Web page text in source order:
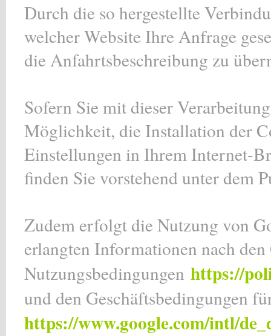
Durch die so hergestellte
welcher Website Ihre Anfrage
die Anfahrtsbeschreibung zu
Sofern Sie mit dieser
Möglichkeit, die Installation der
Einstellungen in Ihrem Internet-
finden Sie vorstehend unter dem
Zudem erfolgt die Nutzung von
erlangten Informationen nach
Nutzungsbedingungen https://
und den Geschäftsbedingungen
https://www.google.com/intl/